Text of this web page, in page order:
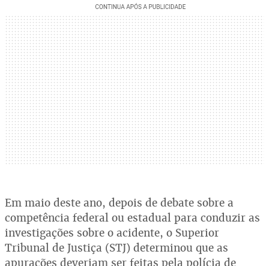
Em maio deste ano, depois de debate sobre a
competência federal ou estadual para conduzir as
investigações sobre o acidente, o Superior
Tribunal de Justiça (STJ) determinou que as
apurações deveriam ser feitas pela polícia de